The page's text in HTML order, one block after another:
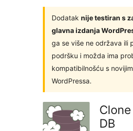
Dodatak nije testiran s
glavna izdanja
ga se više ne održava ili
podršku i možda ima
kompatibilnošću s
WordPressa.
DB